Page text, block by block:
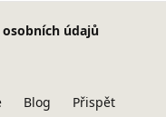
údajů
Blog
Přispět